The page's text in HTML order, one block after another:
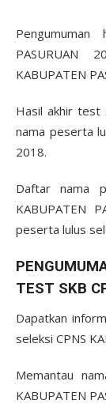
Pengumuman
PASURUAN
KABUPATEN
Hasil akhir test
nama peserta
2018.
Daftar nama
KABUPATEN
peserta lulus
TEST SKB
Dapatkan
seleksi CPNS
Memantau
KABUPATEN